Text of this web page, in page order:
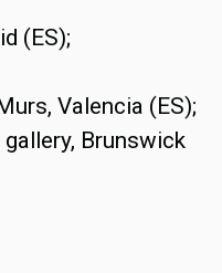
(ES);
Valencia (ES);
Brunswick